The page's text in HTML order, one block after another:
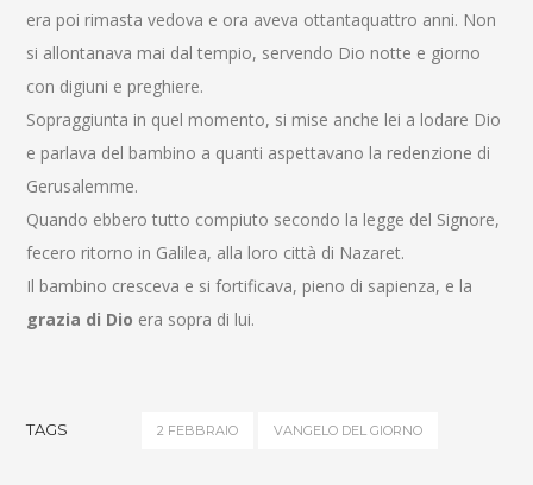
era poi rimasta vedova e ora aveva ottantaquattro anni. Non
si allontanava mai dal tempio, servendo Dio notte e giorno
con digiuni e preghiere.
Sopraggiunta in quel momento, si mise anche lei a lodare Dio
e parlava del bambino a quanti aspettavano la redenzione di
Gerusalemme.
Quando ebbero tutto compiuto secondo la legge del Signore,
fecero ritorno in Galilea, alla loro città di Nazaret.
Il bambino cresceva e si fortificava, pieno di sapienza, e la
grazia di Dio era sopra di lui.
TAGS 2 FEBBRAIO VANGELO DEL GIORNO